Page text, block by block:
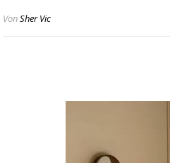
VonSher Vic